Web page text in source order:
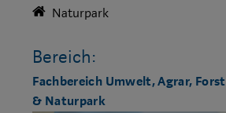
Naturpark
Bereich:
Fachbereich Umwelt, Agrar, Forst
& Naturpark